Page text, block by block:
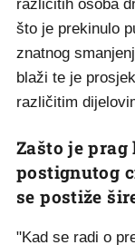
različitih osoba
što je prekinulo
znatnog
blaži te je
različitim
Zašto je
postignutog
se postiže
"Kad se radi o